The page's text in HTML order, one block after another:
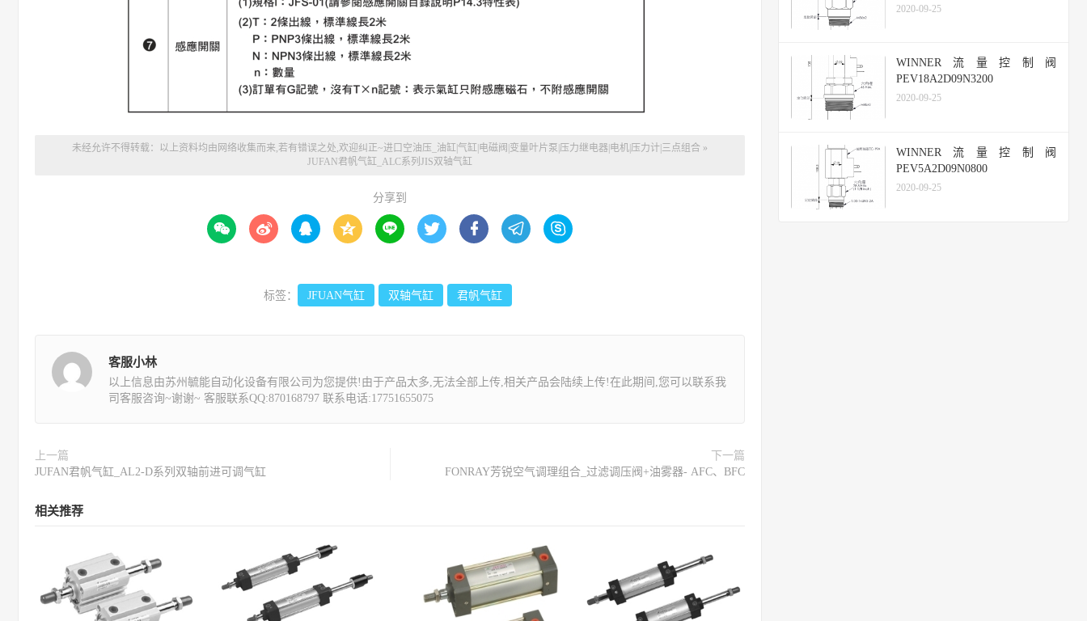
未经允许不得转载：以上资料均由网络收集而来,若有错误之处,欢迎纠正~进口空油压_油缸|气缸|电磁阀|变量叶片泵|压力继电器|电机|压力计|三点组合 »
JUFAN君帆气缸_ALC系列JIS双轴气缸
分享到
        
标签： JFUAN气缸 双轴气缸 君帆气缸
客服小林
以上信息由苏州毓能自动化设备有限公司为您提供!由于产品太多,无法全部上传,相关产品会陆续上传!在此期间,您可以联系我
司客服咨询~谢谢~ 客服联系QQ:870168797 联系电话:17751655075
上一篇
JUFAN君帆气缸_AL2-D系列双轴前进可调气缸
下一篇
FONRAY芳锐空气调理组合_过滤调压阀+油雾器- AFC、BFC
相关推荐
2020-09-25
WINNER流量控制阀
PEV18A2D09N3200
2020-09-25
WINNER流量控制阀
PEV5A2D09N0800
2020-09-25